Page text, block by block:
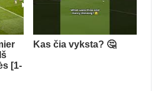
[1-
Kas čia vyksta? 🤔